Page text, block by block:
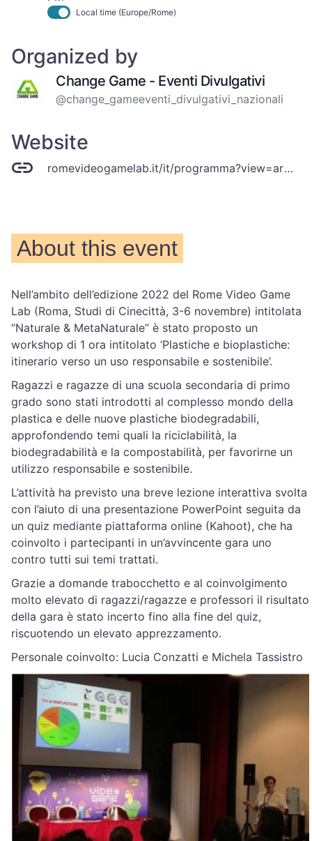
Local time (Europe/Rome)
Organized by
Change Game - Eventi Divulgativi
@change_gameeventi_divulgativi_nazionali
Website
romevideogamelab.it/it/programma?view=article&id=74&catid=11
About this event
Nell’ambito dell’edizione 2022 del Rome Video Game
Lab (Roma, Studi di Cinecittà, 3-6 novembre) intitolata
“Naturale & MetaNaturale” è stato proposto un
workshop di 1 ora intitolato ‘Plastiche e bioplastiche:
itinerario verso un uso responsabile e sostenibile’.
Ragazzi e ragazze di una scuola secondaria di primo
grado sono stati introdotti al complesso mondo della
plastica e delle nuove plastiche biodegradabili,
approfondendo temi quali la riciclabilità, la
biodegradabilità e la compostabilità, per favorirne un
utilizzo responsabile e sostenibile.
L’attività ha previsto una breve lezione interattiva svolta
con l’aiuto di una presentazione PowerPoint seguita da
un quiz mediante piattaforma online (Kahoot), che ha
coinvolto i partecipanti in un’avvincente gara uno
contro tutti sui temi trattati.
Grazie a domande trabocchetto e al coinvolgimento
molto elevato di ragazzi/ragazze e professori il risultato
della gara è stato incerto fino alla fine del quiz,
riscuotendo un elevato apprezzamento.
Personale coinvolto: Lucia Conzatti e Michela Tassistro